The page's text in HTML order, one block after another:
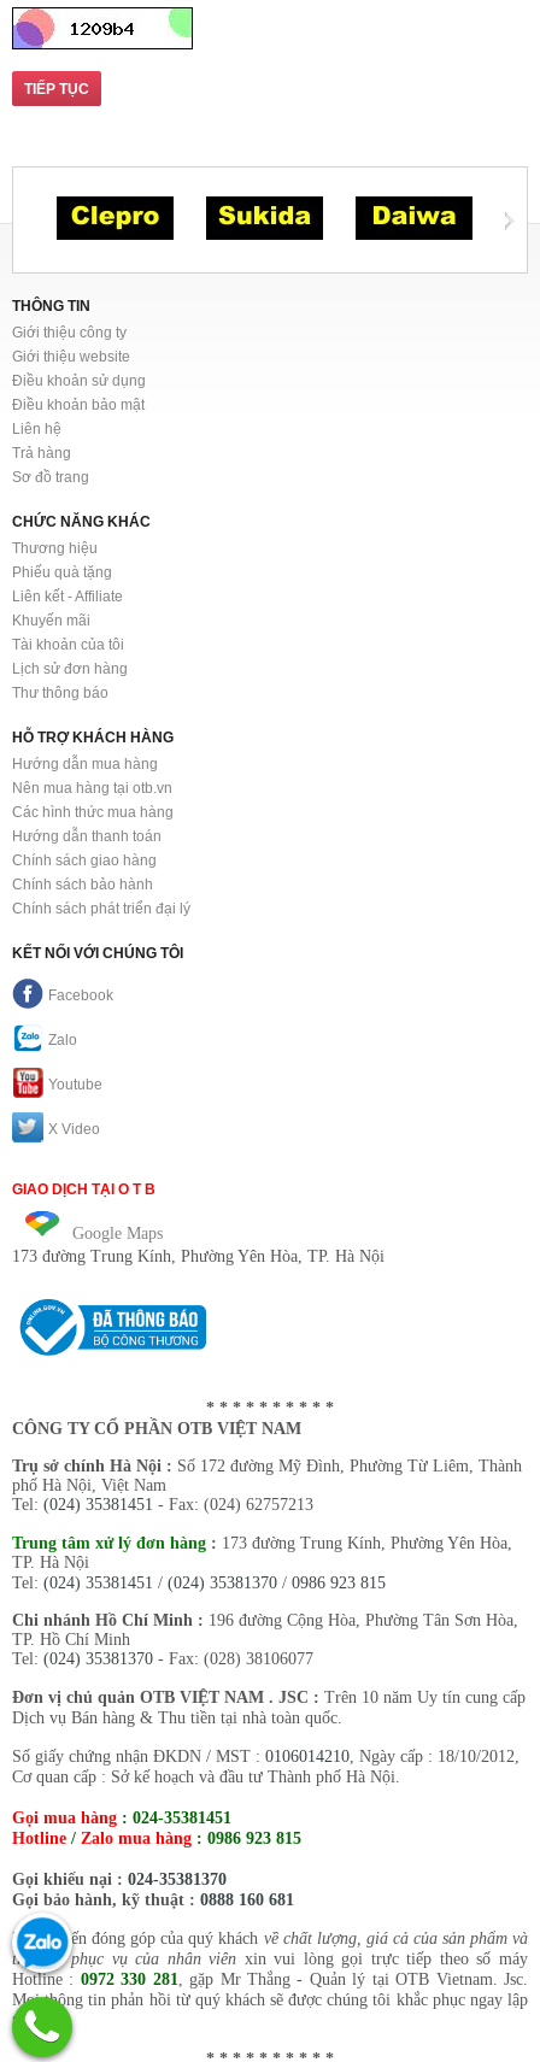
TIẾP TỤC
THÔNG TIN
Giới thiệu công ty
Giới thiệu website
Điều khoản sử dụng
Điều khoản bảo mật
Liên hệ
Trả hàng
Sơ đồ trang
CHỨC NĂNG KHÁC
Thương hiệu
Phiếu quà tặng
Liên kết - Affiliate
Khuyến mãi
Tài khoản của tôi
Lịch sử đơn hàng
Thư thông báo
HỖ TRỢ KHÁCH HÀNG
Hướng dẫn mua hàng
Nên mua hàng tại otb.vn
Các hình thức mua hàng
Hướng dẫn thanh toán
Chính sách giao hàng
Chính sách bảo hành
Chính sách phát triển đại lý
KẾT NỐI VỚI CHÚNG TÔI
Facebook
Zalo
Youtube
X Video
GIAO DỊCH TẠI O T B
Google Maps
173 đường Trung Kính, Phường Yên Hòa, TP. Hà Nội
* * * * * * * * * *
CÔNG TY CỔ PHẦN OTB VIỆT NAM
Trụ sở chính Hà Nội : Số 172 đường Mỹ Đình, Phường Từ Liêm, Thành
phố Hà Nội, Việt Nam
Tel: (024) 35381451 - Fax: (024) 62757213
Trung tâm xử lý đơn hàng : 173 đường Trung Kính, Phường Yên Hòa,
TP. Hà Nội
Tel: (024) 35381451 / (024) 35381370 / 0986 923 815
Chi nhánh Hồ Chí Minh : 196 đường Cộng Hòa, Phường Tân Sơn Hòa,
TP. Hồ Chí Minh
Tel: (024) 35381370 - Fax: (028) 38106077
Đơn vị chủ quản OTB VIỆT NAM . JSC : Trên 10 năm Uy tín cung cấp
Dịch vụ Bán hàng & Thu tiền tại nhà toàn quốc.
Số giấy chứng nhận ĐKDN / MST : 0106014210, Ngày cấp : 18/10/2012,
Cơ quan cấp : Sở kế hoạch và đầu tư Thành phố Hà Nội.
Gọi mua hàng : 024-35381451
Hotline / Zalo mua hàng : 0986 923 815
Gọi khiếu nại : 024-35381370
Gọi bảo hành, kỹ thuật : 0888 160 681
Mọi ý kiến đóng góp của quý khách về chất lượng, giá cả của sản phẩm và
thái độ phục vụ của nhân viên xin vui lòng gọi trực tiếp theo số máy
Hotline : 0972 330 281, gặp Mr Thắng - Quản lý tại OTB Vietnam. Jsc.
Mọi thông tin phản hồi từ quý khách sẽ được chúng tôi khắc phục ngay lập
tức.